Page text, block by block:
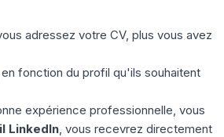
adressez votre CV, plus vous avez
fonction du profil qu'ils souhaitent
expérience professionnelle, vous
LinkedIn, vous recevrez directement